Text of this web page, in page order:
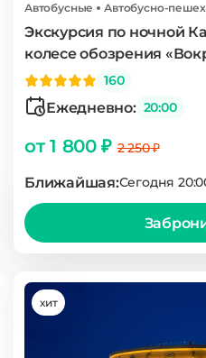
Автобусные Автобусно-
Экскурсия по ночной
колесе обозрения
160
Ежедневно: 20:00
от 1 800 ₽2 250 ₽
Ближайшая:Сегодня
хит